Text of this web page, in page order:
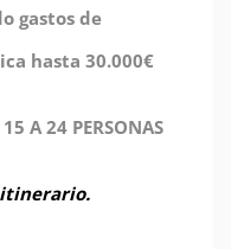
gastos de
hasta 30.000€
15 A 24 PERSONAS
itinerario.